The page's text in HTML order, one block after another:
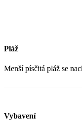
Pláž
Menší písčitá pláž se
Vybavení